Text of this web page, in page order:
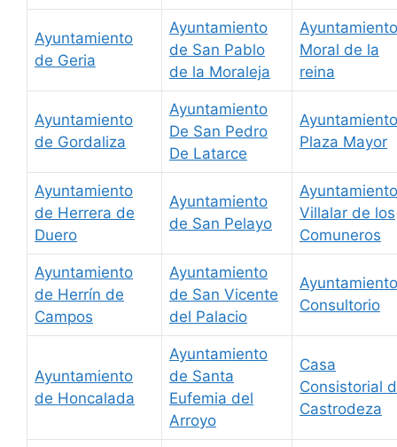
Ayuntamiento
de Geria
Ayuntamiento
de San Pablo
de la Moraleja
Ayuntamiento
Moral de la
reina
Ayuntamiento
de Gordaliza
Ayuntamiento
De San Pedro
De Latarce
Ayuntamiento
Plaza Mayor
Ayuntamiento
de Herrera de
Duero
Ayuntamiento
de San Pelayo
Ayuntamiento
Villalar de los
Comuneros
Ayuntamiento
de Herrín de
Campos
Ayuntamiento
de San Vicente
del Palacio
Consultorio
Ayuntamiento
de Honcalada
Ayuntamiento
de Santa
Eufemia del
Arroyo
Casa
Consistorial
Castrodeza